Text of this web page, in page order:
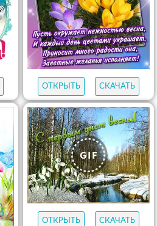
ОТКРЫТЬ СКАЧАТЬ
ОТКРЫТЬ СКАЧАТЬ